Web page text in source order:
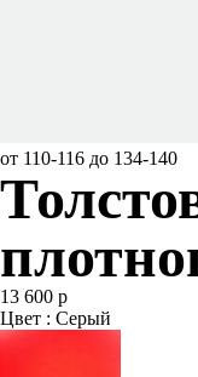
от 110-116 до 134-140
13 600 р
Цвет : Серый